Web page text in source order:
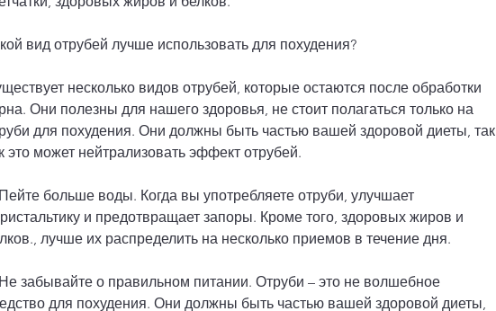
вид отрубей лучше использовать для похудения?
несколько видов отрубей, которые остаются после обработки
Они полезны для нашего здоровья, не стоит полагаться только на
для похудения. Они должны быть частью вашей здоровой диеты, так
это может нейтрализовать эффект отрубей.
больше воды. Когда вы употребляете отруби, улучшает
и предотвращает запоры. Кроме того, здоровых жиров и
лучше их распределить на несколько приемов в течение дня.
забывайте о правильном питании. Отруби – это не волшебное
для похудения. Они должны быть частью вашей здоровой диеты,